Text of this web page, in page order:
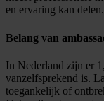
en ervaring kan
Belang van
In Nederland zijn er
vanzelfsprekend is.
toegankelijk of